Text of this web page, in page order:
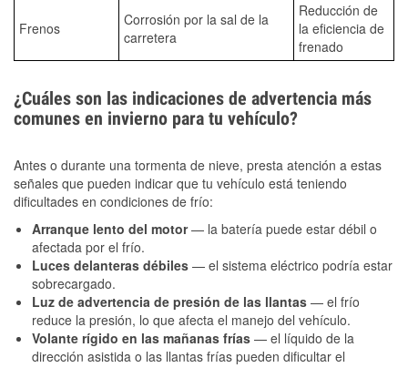
Frenos
Corrosión por la sal de la
carretera
Reducción de
la eficiencia de
frenado
¿Cuáles son las indicaciones de advertencia más
comunes en invierno para tu vehículo?
Antes o durante una tormenta de nieve, presta atención a estas
señales que pueden indicar que tu vehículo está teniendo
dificultades en condiciones de frío:
Arranque lento del motor— la batería puede estar débil o
afectada por el frío.
Luces delanteras débiles — el sistema eléctrico podría estar
sobrecargado.
Luz de advertencia de presión de las llantas — el frío
reduce la presión, lo que afecta el manejo del vehículo.
Volante rígido en las mañanas frías — el líquido de la
dirección asistida o las llantas frías pueden dificultar el